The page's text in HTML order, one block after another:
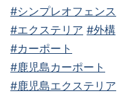
#シンプレオフェンス
#エクステリア #外構
#カーポート
#鹿児島カーポート
#鹿児島エクステリア